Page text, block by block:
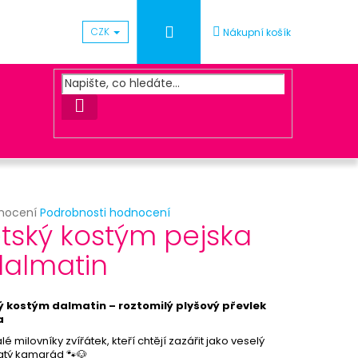
CZK PřihlášeníNákupní košík
HLEDAT
Podrobnosti hodnocení
kostým pejska
kostým dalmatin – roztomilý plyšový převlek
milovníky zvířátek, kteří chtějí zazářit jako veselý
kamarád 🐾🐶
Následující
METALICKÝ - SV.